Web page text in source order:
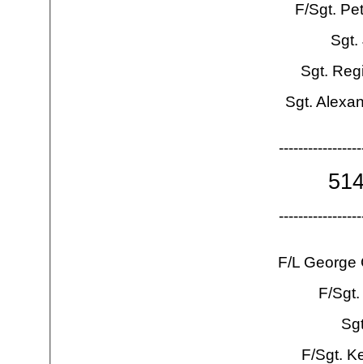
F/Sgt.
Sgt.
Sgt.
Sgt.
-----------------
-----------------
F/L George
F/
F/Sgt.